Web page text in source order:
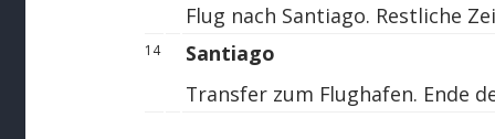
Flug nach Santiago. Restliche
14
Santiago
Transfer zum Flughafen. Ende